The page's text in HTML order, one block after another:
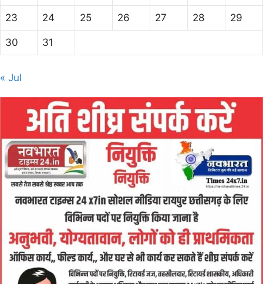
23 24 25 26 27 28 29
30 31
« Jul